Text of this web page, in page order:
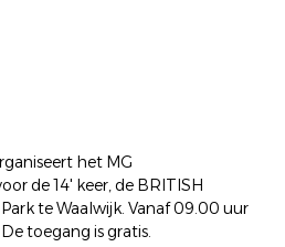
het MG
de 14' keer, de BRITISH
te Waalwijk. Vanaf 09.00 uur
toegang is gratis.